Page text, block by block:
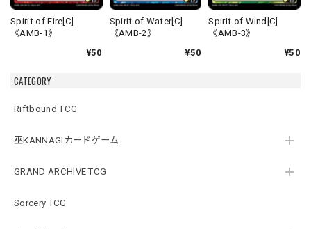
CATEGORY
Riftbound TCG
巫KANNAGIカードゲーム
GRAND ARCHIVE TCG
Sorcery TCG
Spirit of Fire[C]
《AMB-1》
¥50
Spirit of Water[C]
《AMB-2》
¥50
Spirit of Wind[C]
《AMB-3》
¥50